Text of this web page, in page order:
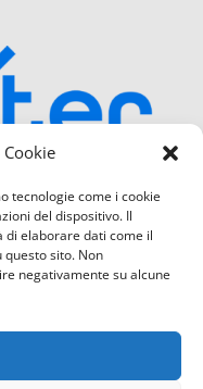
Cookie
tecnologie come i cookie
del dispositivo. Il
di elaborare dati come il
questo sito. Non
negativamente su alcune